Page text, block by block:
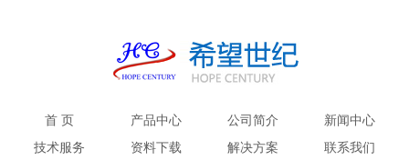
首 页 产品中心 公司简介
新闻中心
技术服务
资料下载 解决方案 联系我们